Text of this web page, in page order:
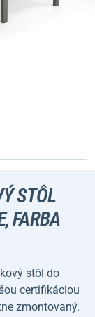
STÔL
FARBA
stôl do
certifikáciou
zmontovaný.